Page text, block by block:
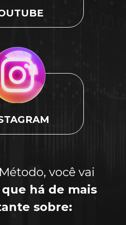
você vai
há de mais
sobre: